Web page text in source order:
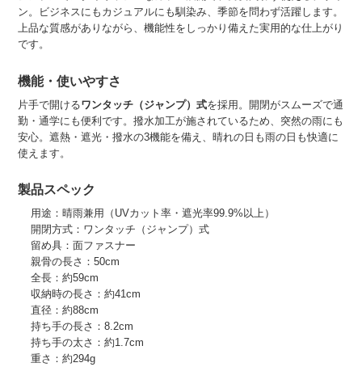
ン。ビジネスにもカジュアルにも馴染み、季節を問わず活躍します。
上品な質感がありながら、機能性をしっかり備えた実用的な仕上がり
です。
機能・使いやすさ
片手で開けるワンタッチ（ジャンプ）式を採用。開閉がスムーズで通
勤・通学にも便利です。撥水加工が施されているため、突然の雨にも
安心。遮熱・遮光・撥水の3機能を備え、晴れの日も雨の日も快適に
使えます。
製品スペック
用途：晴雨兼用（UVカット率・遮光率99.9%以上）
開閉方式：ワンタッチ（ジャンプ）式
留め具：面ファスナー
親骨の長さ：50cm
全長：約59cm
収納時の長さ：約41cm
直径：約88cm
持ち手の長さ：8.2cm
持ち手の太さ：約1.7cm
重さ：約294g